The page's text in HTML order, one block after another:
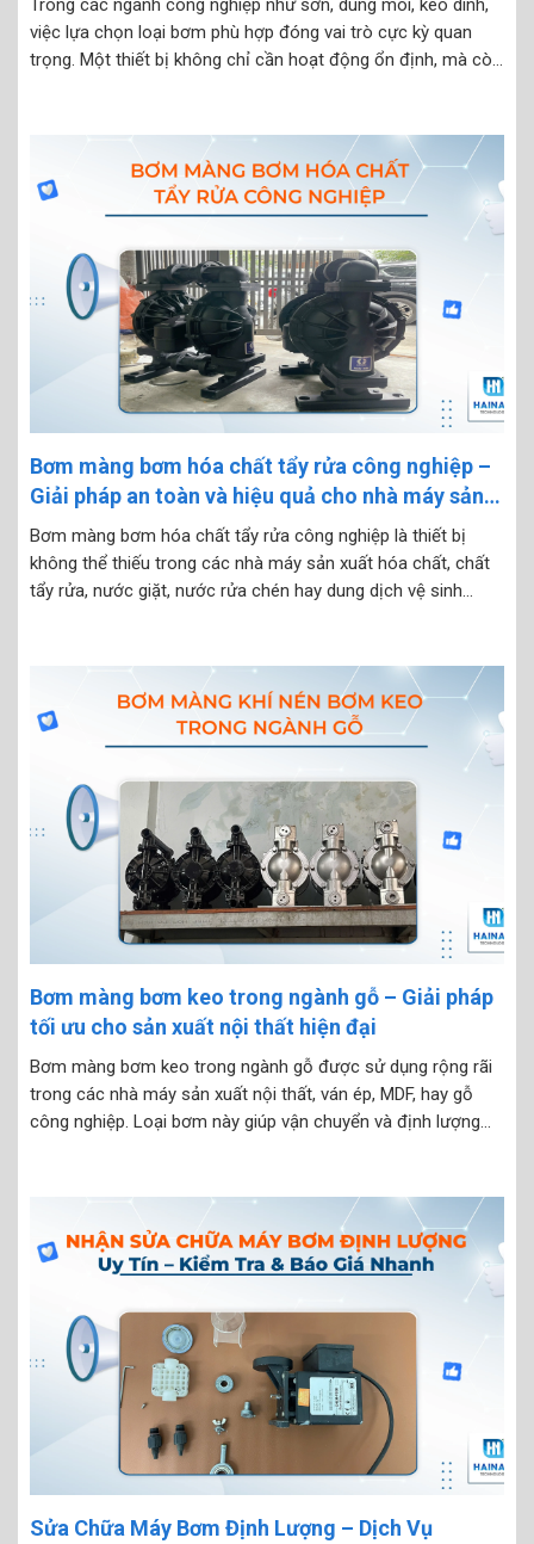
Trong các ngành công nghiệp như sơn, dung môi, keo dính,
việc lựa chọn loại bơm phù hợp đóng vai trò cực kỳ quan
trọng. Một thiết bị không chỉ cần hoạt động ổn định, mà còn
Bơm màng bơm hóa chất tẩy rửa công nghiệp –
Giải pháp an toàn và hiệu quả cho nhà máy sản
xuất
Bơm màng bơm hóa chất tẩy rửa công nghiệp là thiết bị
không thể thiếu trong các nhà máy sản xuất hóa chất, chất
tẩy rửa, nước giặt, nước rửa chén hay dung dịch vệ sinh
Bơm màng bơm keo trong ngành gỗ – Giải pháp
tối ưu cho sản xuất nội thất hiện đại
Bơm màng bơm keo trong ngành gỗ được sử dụng rộng rãi
trong các nhà máy sản xuất nội thất, ván ép, MDF, hay gỗ
công nghiệp. Loại bơm này giúp vận chuyển và định lượng
Sửa Chữa Máy Bơm Định Lượng – Dịch Vụ